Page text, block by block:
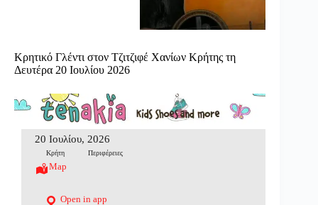
Κρητικό Γλέντι στον Τζιτζιφέ Χανίων Κρήτης τη
Δευτέρα 20 Ιουλίου 2026
20 Ιουλίου, 2026
Κρήτη Περιφέρειες
Map
Open in app